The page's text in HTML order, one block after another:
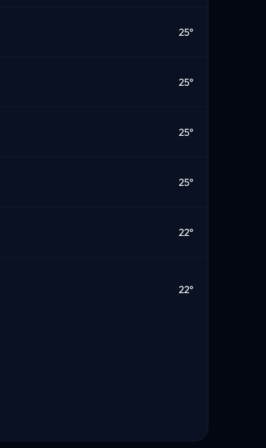
25°
25°
25°
25°
22°
22°